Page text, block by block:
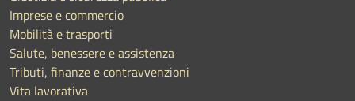
Imprese e commercio
Mobilità e trasporti
Salute, benessere e assistenza
Tributi, finanze e contravvenzioni
Vita lavorativa